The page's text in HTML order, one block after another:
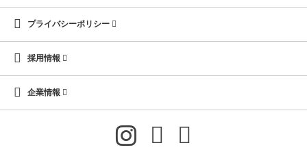
プライバシーポリシー
採用情報
企業情報